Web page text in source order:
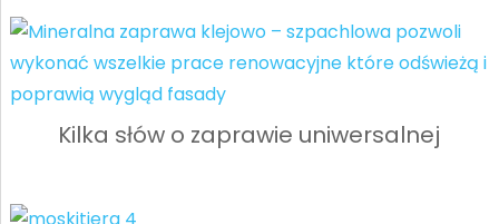
Kilka słów o zaprawie uniwersalnej